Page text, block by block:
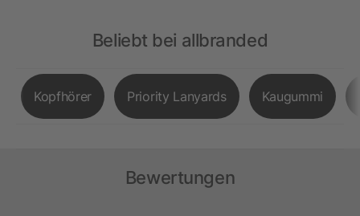
Beliebt bei allbranded
Kopfhörer Priority Lanyards Kaugummi
Bewertungen